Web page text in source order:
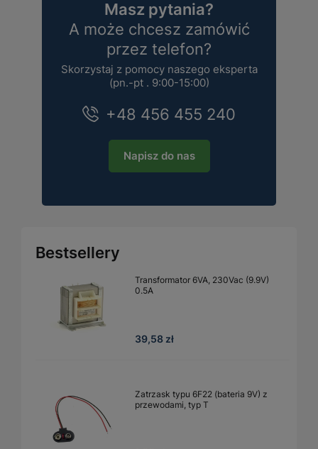
Masz pytania?
A może chcesz zamówić
przez telefon?
Skorzystaj z pomocy naszego eksperta
(pn.-pt . 9:00-15:00)
+48 456 455 240
Napisz do nas
Bestsellery
Transformator 6VA, 230Vac (9.9V)
0.5A
39,58 zł
Zatrzask typu 6F22 (bateria 9V) z
przewodami, typ T